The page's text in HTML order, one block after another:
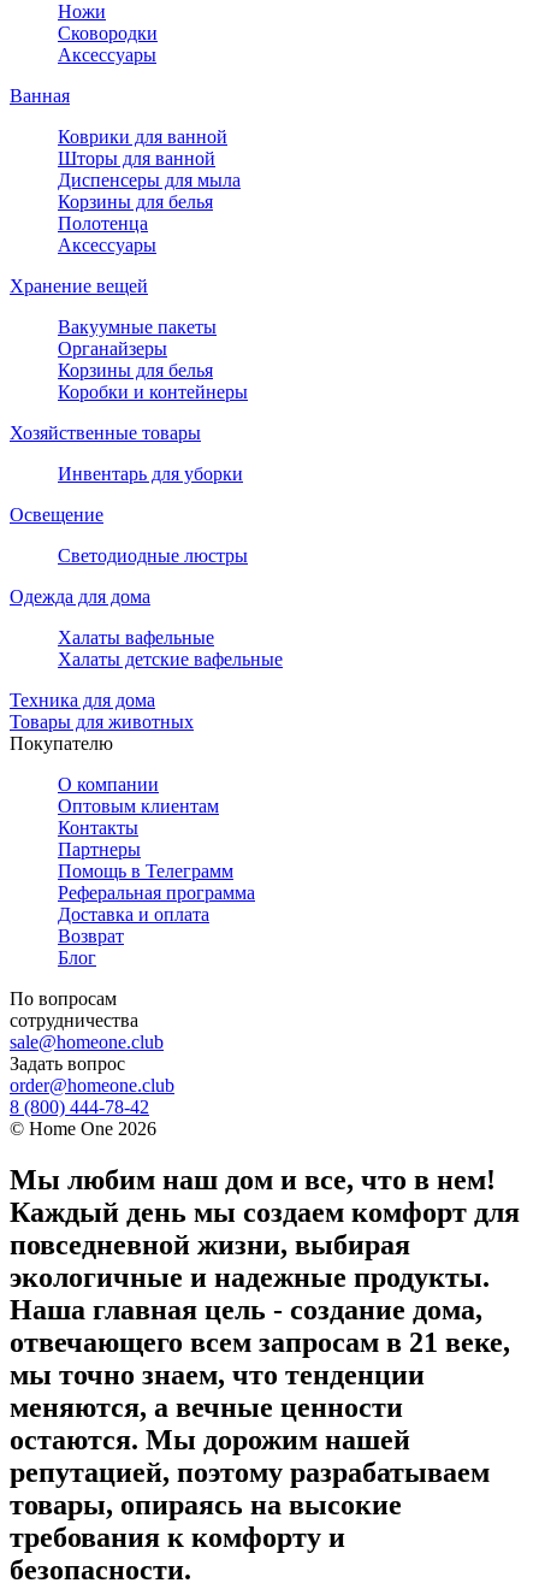
Ножи
Сковородки
Аксессуары
Ванная
Коврики для ванной
Шторы для ванной
Диспенсеры для мыла
Корзины для белья
Полотенца
Аксессуары
Хранение вещей
Вакуумные пакеты
Органайзеры
Корзины для белья
Коробки и контейнеры
Хозяйственные товары
Инвентарь для уборки
Освещение
Светодиодные люстры
Одежда для дома
Халаты вафельные
Халаты детские вафельные
Техника для дома
Товары для животных
Покупателю
О компании
Оптовым клиентам
Контакты
Партнеры
Помощь в Телеграмм
Реферальная программа
Доставка и оплата
Возврат
Блог
По вопросам
сотрудничества
sale@homeone.club
Задать вопрос
order@homeone.club
8 (800) 444-78-42
© Home One 2026
Мы любим наш дом и все, что в нем!
Каждый день мы создаем комфорт для
повседневной жизни, выбирая
экологичные и надежные продукты.
Наша главная цель - создание дома,
отвечающего всем запросам в 21 веке,
мы точно знаем, что тенденции
меняются, а вечные ценности
остаются. Мы дорожим нашей
репутацией, поэтому разрабатываем
товары, опираясь на высокие
требования к комфорту и
безопасности.